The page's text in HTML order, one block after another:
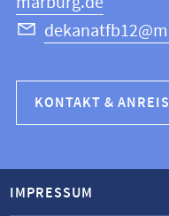
KONTAKT &
IMPRESSUM